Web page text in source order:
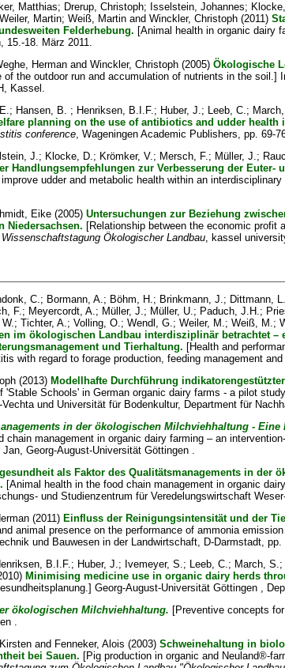
Matthias; Drerup, Christoph; Isselstein, Johannes;
Weiler, Martin; Weiß, Martinand Winckler, Christoph(2011)
Felderhebung. [Animal health in organic dairy
15.-18. März 2011.
Hermanand Winckler, Christoph(2005) Ökologische
the outdoor run and accumulation of nutrients in the soil.]
Kassel.
; Hansen, B. ; Henriksen, B.I.F.; Huber, J.; Leeb, C.;
planning on the use of antibiotics and udder health
conference, Wageningen Academic Publishers, pp. 69-
J.; Klocke, D.; Krömker, V.; Mersch, F.; Müller, J.;
Handlungsempfehlungen zur Verbesserung der
udder and metabolic health within an
Eike(2005) Untersuchungen zur Beziehung
Niedersachsen. [Relationship between the economic profit
Ökologischer Landbau, kassel
C. ; Bormann, A. ; Böhm, H. ; Brinkmann, J. ; Dittmann, L.
F. ; Meyercordt, A. ; Müller, J. ; Müller, U. ; Paduch, J.H. ;
; Tichter, A. ; Volling, O. ; Wendl, G. ; Weiler, M. ; Weiß, M. ;
im ökologischen Landbau interdisziplinär betrachtet
und Tierhaltung. [Health and
with regard to forage production, feeding management
(2013) Modellhafte Durchführung
'Stable Schools' in German organic dairy farms - a pilot
und Universität für Bodenkultur, Department für
in der ökologischen Milchviehhaltung -
chain management in organic dairy farming – an
Jan, Georg-August-Universität Göttingen .
als Faktor des Qualitätsmanagements in der
[Animal health in the food chain management in organic
und Studienzentrum für Veredelungswirtschaft
(2011) Einfluss der Reinigungsintensität und der
animal presence on the performance of ammonia
und Bauwesen in der Landwirtschaft, D-Darmstadt, pp.
B.I.F. ; Huber, J. ; Ivemeyer, S. ; Leeb, C. ; March, S. ;
Minimising medicine use in organic dairy herds
Georg-August-Universität Göttingen ,
ökologischen Milchviehhaltung. [Preventive concepts
.
and Fenneker, Alois (2003) Schweinehaltung in
bei Sauen. [Pig production in organic and Neuland®-